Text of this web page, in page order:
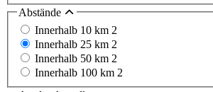
Abstände
Innerhalb 10 km 2
Innerhalb 25 km 2
Innerhalb 50 km 2
Innerhalb 100 km 2